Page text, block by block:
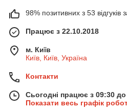
98% позитивних з 53 відгуків
Працює з 22.10.2018
м. Київ
Київ, Київ, Україна
Контакти
Сьогодні працює з 09:30
Показати весь графік